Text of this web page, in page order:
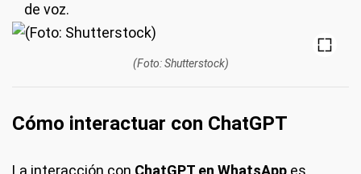
de voz.
(Foto: Shutterstock)
Cómo interactuar con ChatGPT